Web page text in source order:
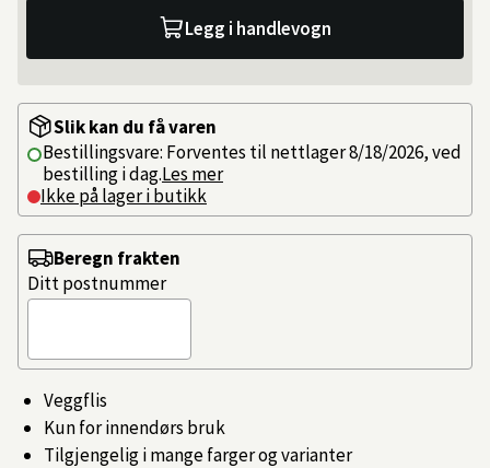
Legg i handlevogn
Slik kan du få varen
Bestillingsvare: Forventes til nettlager 8/18/2026, ved
bestilling i dag.Les mer
Ikke på lager i butikk
Veggflis
Kun for innendørs bruk
Tilgjengelig i mange farger og varianter
Beregn frakten
Ditt postnummer